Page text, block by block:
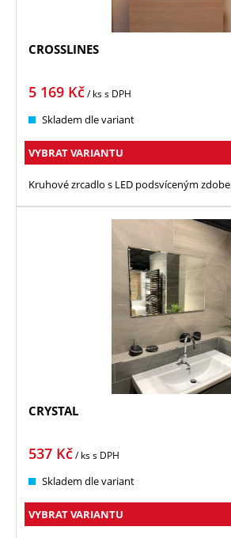
CROSSLINES
5 169 Kč/ kss DPH
Skladem dle variant
VYBRAT VARIANTU
Kruhové zrcadlo s LED podsvíceným
CRYSTAL
537 Kč/ kss DPH
Skladem dle variant
VYBRAT VARIANTU